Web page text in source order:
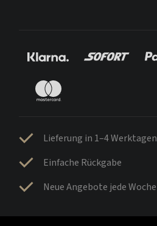
Lieferung in 1–4 Werktagen
Einfache Rückgabe
Neue Angebote jede Woche